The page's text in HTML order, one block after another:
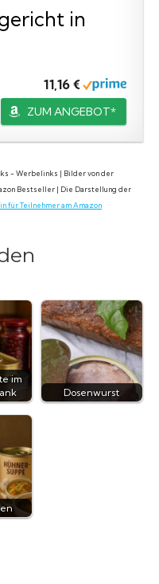
in
11,16 €
ZUM ANGEBOT*
- Werbelinks | Bilder von der
Bestseller | Die Darstellung der
für Teilnehmer am Amazon
im
Dosenwurst